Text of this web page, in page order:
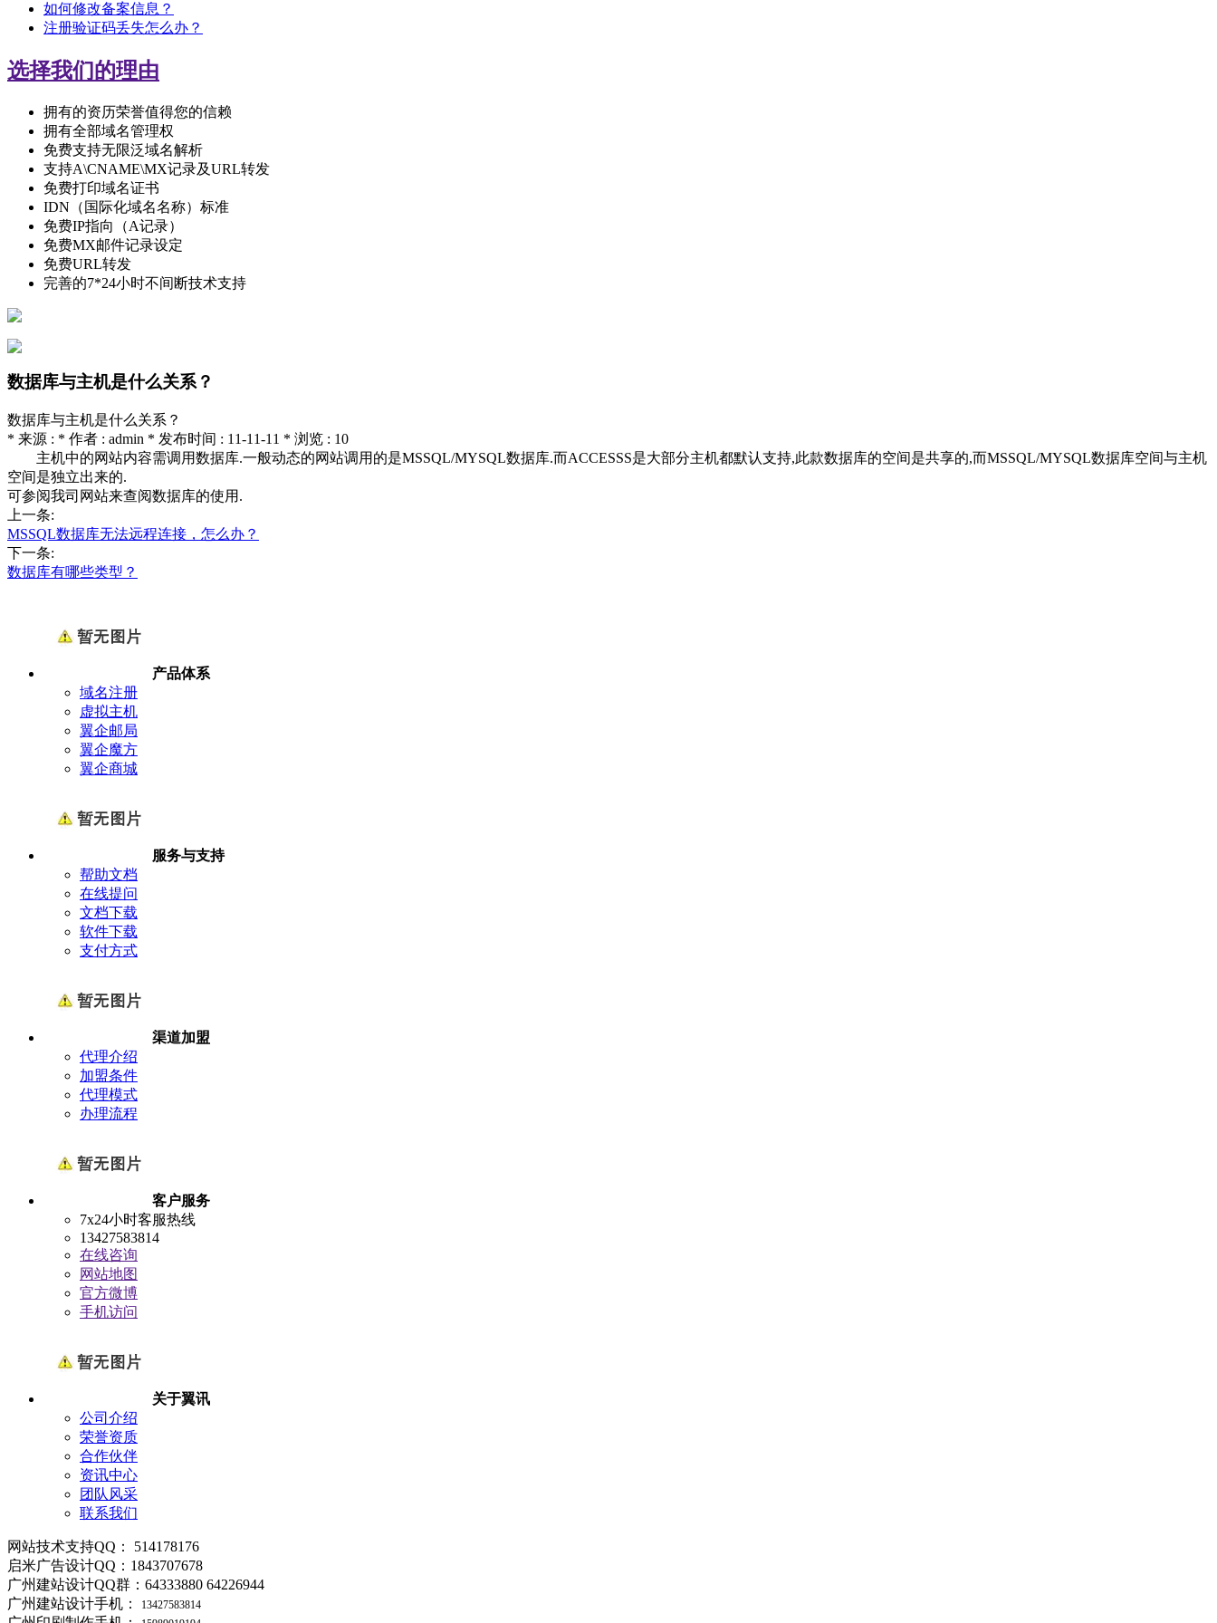
如何修改备案信息？
注册验证码丢失怎么办？
选择我们的理由
拥有的资历荣誉值得您的信赖
拥有全部域名管理权
免费支持无限泛域名解析
支持A\CNAME\MX记录及URL转发
免费打印域名证书
IDN（国际化域名名称）标准
免费IP指向（A记录）
免费MX邮件记录设定
免费URL转发
完善的7*24小时不间断技术支持
数据库与主机是什么关系？
数据库与主机是什么关系？
* 来源 : * 作者 : admin * 发布时间 : 11-11-11 * 浏览 : 10
主机中的网站内容需调用数据库.一般动态的网站调用的是MSSQL/MYSQL数据库.而ACCESSS是大部分主机都默认支持,此款数据库的空间是共享的,而MSSQL/MYSQL数据库空间与主机
空间是独立出来的.
可参阅我司网站来查阅数据库的使用.
上一条:
MSSQL数据库无法远程连接，怎么办？
下一条:
数据库有哪些类型？
产品体系
域名注册
虚拟主机
翼企邮局
翼企魔方
翼企商城
服务与支持
帮助文档
在线提问
文档下载
软件下载
支付方式
渠道加盟
代理介绍
加盟条件
代理模式
办理流程
客户服务
7x24小时客服热线
13427583814
在线咨询
网站地图
官方微博
手机访问
关于翼讯
公司介绍
荣誉资质
合作伙伴
资讯中心
团队风采
联系我们
网站技术支持QQ： 514178176
启米广告设计QQ：1843707678
广州建站设计QQ群：64333880 64226944
广州建站设计手机：
13427583814